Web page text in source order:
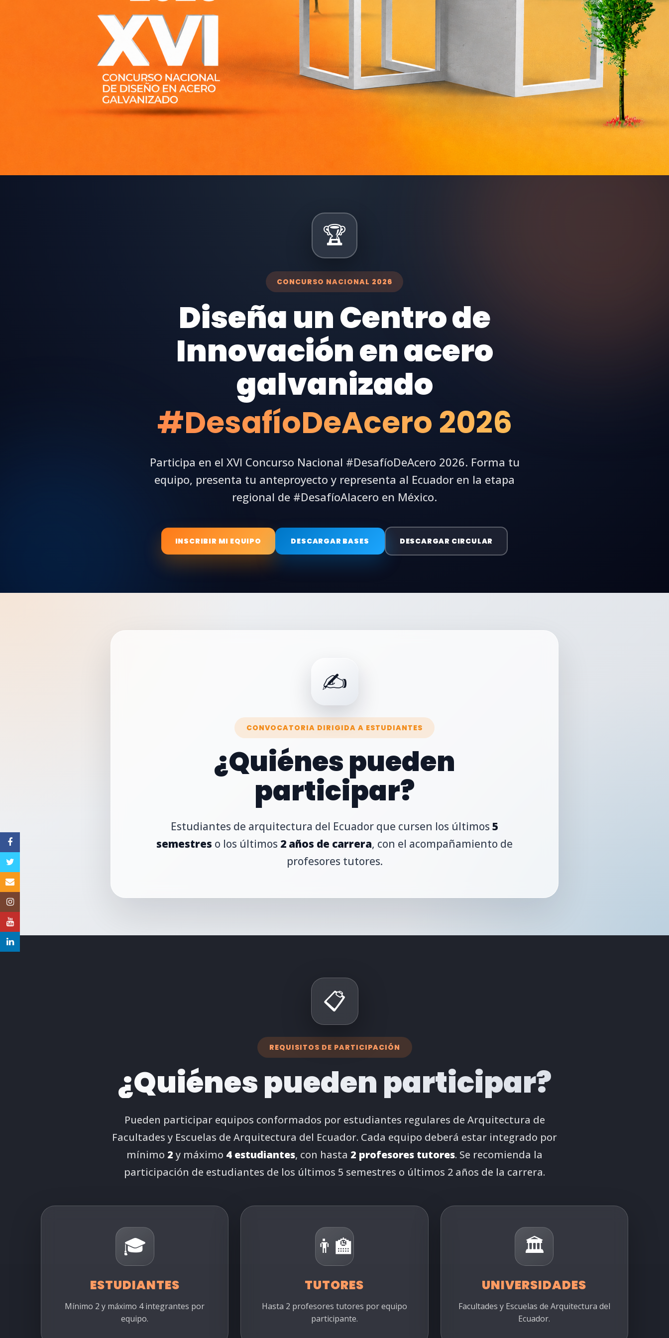
🏆
CONCURSO NACIONAL 2026
Diseña un Centro de
Innovación en acero
galvanizado
#DesafíoDeAcero 2026
Participa en el XVI Concurso Nacional #DesafíoDeAcero 2026. Forma tu
equipo, presenta tu anteproyecto y representa al Ecuador en la etapa
regional de #DesafíoAlacero en México.
INSCRIBIR MI EQUIPO DESCARGAR BASES DESCARGAR CIRCULAR
✍️
CONVOCATORIA DIRIGIDA A ESTUDIANTES
¿Quiénes pueden
participar?
Estudiantes de arquitectura del Ecuador que cursen los últimos 5
semestres o los últimos 2 años de carrera, con el acompañamiento de
profesores tutores.
📋
REQUISITOS DE PARTICIPACIÓN
¿Quiénes pueden participar?
Pueden participar equipos conformados por estudiantes regulares de Arquitectura de
Facultades y Escuelas de Arquitectura del Ecuador. Cada equipo deberá estar integrado por
mínimo 2 y máximo 4 estudiantes, con hasta 2 profesores tutores. Se recomienda la
participación de estudiantes de los últimos 5 semestres o últimos 2 años de la carrera.
🎓
ESTUDIANTES
Mínimo 2 y máximo 4 integrantes por
equipo.
👨‍🏫
TUTORES
Hasta 2 profesores tutores por equipo
participante.
🏛️
UNIVERSIDADES
Facultades y Escuelas de Arquitectura del
Ecuador.